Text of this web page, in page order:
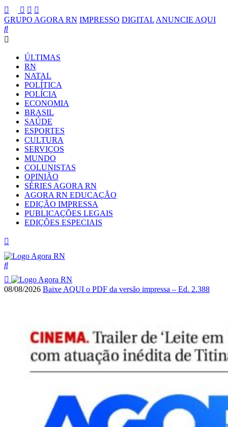
GRUPO AGORA RN IMPRESSO DIGITAL ANUNCIE AQUI
ÚLTIMAS
RN
NATAL
POLÍTICA
POLÍCIA
ECONOMIA
BRASIL
SAÚDE
ESPORTES
CULTURA
SERVIÇOS
MUNDO
COLUNISTAS
OPINIÃO
SÉRIES AGORA RN
AGORA RN EDUCAÇÃO
EDIÇÃO IMPRESSA
PUBLICAÇÕES LEGAIS
EDIÇÕES ESPECIAIS
08/08/2026 Baixe AQUI o PDF da versão impressa – Ed. 2.388